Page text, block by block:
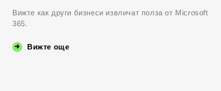
Вижте как други бизнеси извличат полза от Microsoft
365.
Вижте още